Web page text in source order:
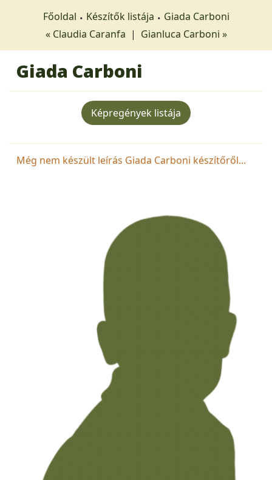
Főoldal Készítők listája
Giada Carboni
« Claudia Caranfa | Gianluca Carboni »
Giada Carboni
Képregények listája
Még nem készült leírás Giada Carboni készítőről...